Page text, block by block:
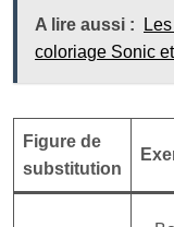
A lire aussi :
coloriage Sonic
Figure de
substitution